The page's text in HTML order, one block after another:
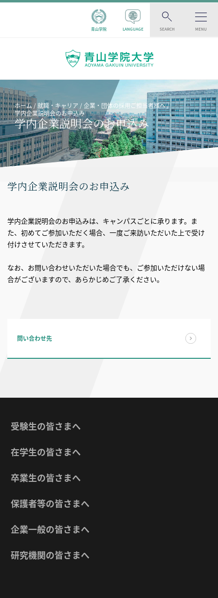
青山学院 LANGUAGE SEARCH MENU
ホーム 就職・キャリア
企業・団体の採用ご担当者様へ
学内企業説明会のお申込み
学内企業説明会のお申込み
学内企業説明会のお申込み
学内企業説明会のお申込みは、キャンパスごとに承ります。ま
た、初めてご参加いただく場合、一度ご来訪いただいた上で受け
付けさせていただきます。
なお、お問い合わせいただいた場合でも、ご参加いただけない場
合がございますので、あらかじめご了承ください。
問い合わせ先
受験生の皆さまへ
在学生の皆さまへ
卒業生の皆さまへ
保護者等の皆さまへ
企業一般の皆さまへ
研究機関の皆さまへ